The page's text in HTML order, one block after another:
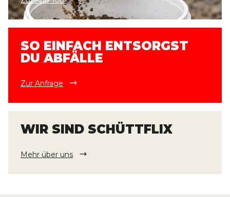
SO EINFACH ENTSORGST
DU ABFÄLLE
Zur Anfrage
WIR SIND SCHÜTTFLIX
Mehr über uns